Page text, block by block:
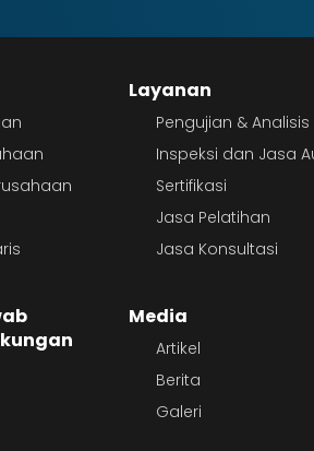
Layanan
Pengujian & Analisis
Inspeksi dan Jasa
Sertifikasi
Jasa Pelatihan
Jasa Konsultasi
Media
Artikel
Berita
Galeri